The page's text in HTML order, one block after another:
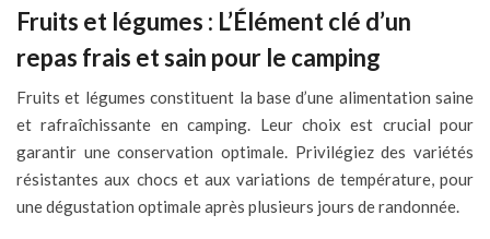
Fruits et légumes : L’Élément clé d’un
repas frais et sain pour le camping
Fruits et légumes constituent la base d’une alimentation saine
et rafraîchissante en camping. Leur choix est crucial pour
garantir une conservation optimale. Privilégiez des variétés
résistantes aux chocs et aux variations de température, pour
une dégustation optimale après plusieurs jours de randonnée.